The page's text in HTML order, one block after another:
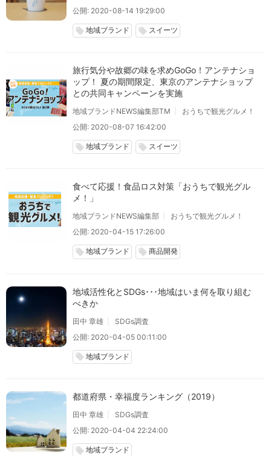
公開: 2020-08-14 19:29:00
local_offer 地域ブランド local_offer スイーツ
旅行気分や故郷の味を求めGoGo！アンテナショ
ップ！ 夏の期間限定、東京のアンテナショップ
との共同キャンペーンを実施
地域ブランドNEWS編集部TM
おうちで観光グルメ！
公開: 2020-08-07 16:42:00
local_offer 地域ブランド local_offer スイーツ
食べて応援！食品ロス対策「おうちで観光グル
メ！」
地域ブランドNEWS編集部
おうちで観光グルメ！
公開: 2020-04-15 17:26:00
local_offer 地域ブランド local_offer 商品開発
地域活性化とSDGs･･･地域はいま何を取り組む
べきか
田中 章雄
SDGs調査
公開: 2020-04-05 00:11:00
local_offer 地域ブランド
都道府県・幸福度ランキング（2019）
田中 章雄
SDGs調査
公開: 2020-04-04 22:24:00
local_offer 地域ブランド